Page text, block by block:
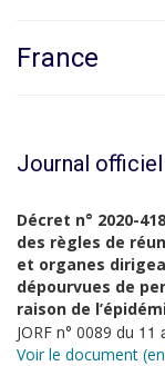
France
Journal officiel
Décret n° 2020-
des règles de
et organes
dépourvues de
raison de
JORF n° 0089 du 11
Voir le document